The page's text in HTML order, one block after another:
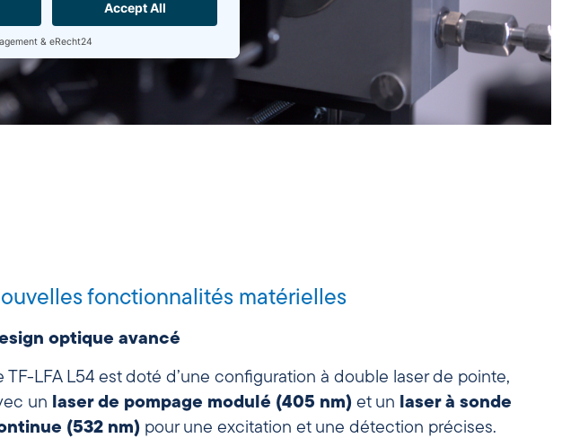
fonctionnalités matérielles
optique avancé
TF-LFA L54 est doté d’une configuration à double laser de pointe,
un laser de pompage modulé (405 nm) et un laser à sonde
(532 nm) pour une excitation et une détection précises.